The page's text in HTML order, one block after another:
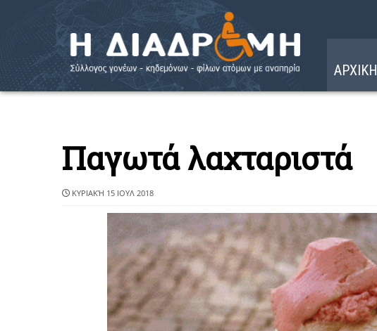
ΑΡΧΙΚΗ
Παγωτά λαχταριστά
ΚΥΡΙΑΚΉ 15 ΙΟΥΛ 2018